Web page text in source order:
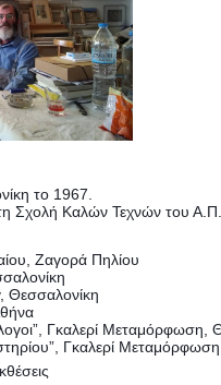
το 1967.
Σχολή Καλών Τεχνών του
Ζαγορά Πηλίου
Θεσσαλονίκη
Γκαλερί Μεταμόρφωση,
Γκαλερί